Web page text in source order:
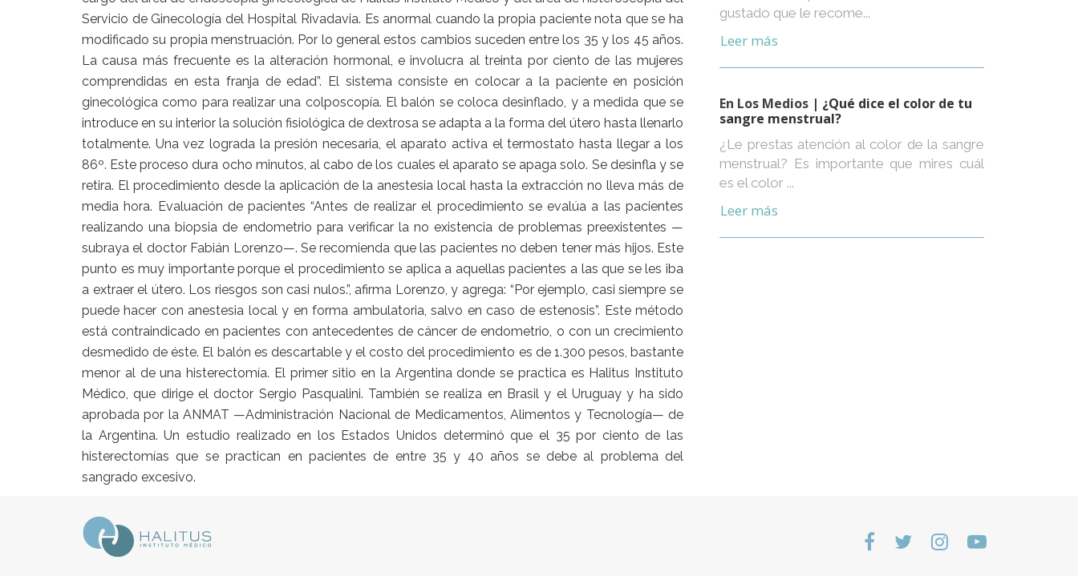
Servicio de Ginecología del Hospital Rivadavia. Es anormal cuando la propia paciente nota que se ha
modificado su propia menstruación. Por lo general estos cambios suceden entre los 35 y los 45 años.
La causa más frecuente es la alteración hormonal, e involucra al treinta por ciento de las mujeres
comprendidas en esta franja de edad”. El sistema consiste en colocar a la paciente en posición
ginecológica como para realizar una colposcopía. El balón se coloca desinflado, y a medida que se
introduce en su interior la solución fisiológica de dextrosa se adapta a la forma del útero hasta llenarlo
totalmente. Una vez lograda la presión necesaria, el aparato activa el termostato hasta llegar a los
86º. Este proceso dura ocho minutos, al cabo de los cuales el aparato se apaga solo. Se desinfla y se
retira. El procedimiento desde la aplicación de la anestesia local hasta la extracción no lleva más de
media hora. Evaluación de pacientes “Antes de realizar el procedimiento se evalúa a las pacientes
realizando una biopsia de endometrio para verificar la no existencia de problemas preexistentes —
subraya el doctor Fabián Lorenzo—. Se recomienda que las pacientes no deben tener más hijos. Este
punto es muy importante porque el procedimiento se aplica a aquellas pacientes a las que se les iba
a extraer el útero. Los riesgos son casi nulos.”, afirma Lorenzo, y agrega: “Por ejemplo, casi siempre se
puede hacer con anestesia local y en forma ambulatoria, salvo en caso de estenosis”. Este método
está contraindicado en pacientes con antecedentes de cáncer de endometrio, o con un crecimiento
desmedido de éste. El balón es descartable y el costo del procedimiento es de 1.300 pesos, bastante
menor al de una histerectomía. El primer sitio en la Argentina donde se practica es Halitus Instituto
Médico, que dirige el doctor Sergio Pasqualini. También se realiza en Brasil y el Uruguay y ha sido
aprobada por la ANMAT —Administración Nacional de Medicamentos, Alimentos y Tecnología— de
la Argentina. Un estudio realizado en los Estados Unidos determinó que el 35 por ciento de las
histerectomías que se practican en pacientes de entre 35 y 40 años se debe al problema del
sangrado excesivo.
gustado que le recome...
Leer más
En Los Medios | ¿Qué dice el color de tu
sangre menstrual?
¿Le prestas atención al color de la sangre
menstrual? Es importante que mires cuál
es el color ...
Leer más